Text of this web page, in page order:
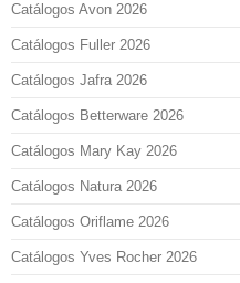
Catálogos Avon 2026
Catálogos Fuller 2026
Catálogos Jafra 2026
Catálogos Betterware 2026
Catálogos Mary Kay 2026
Catálogos Natura 2026
Catálogos Oriflame 2026
Catálogos Yves Rocher 2026